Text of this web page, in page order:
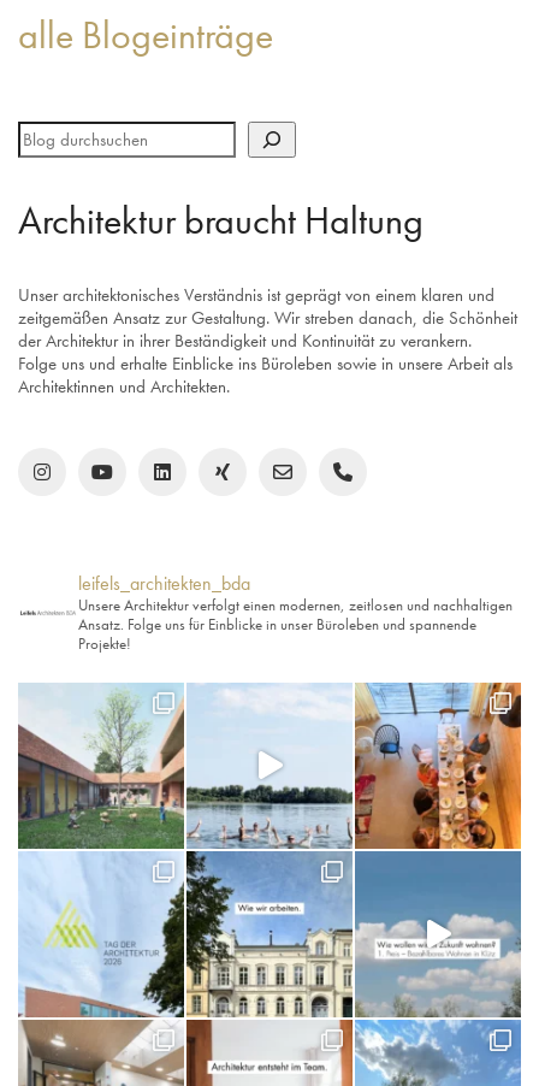
alle Blogeinträge
Architektur braucht Haltung
Unser architektonisches Verständnis ist geprägt von einem klaren und
zeitgemäßen Ansatz zur Gestaltung. Wir streben danach, die Schönheit
der Architektur in ihrer Beständigkeit und Kontinuität zu verankern.
Folge uns und erhalte Einblicke ins Büroleben sowie in unsere Arbeit als
Architektinnen und Architekten.
leifels_architekten_bda
Unsere Architektur verfolgt einen modernen, zeitlosen und nachhaltigen
Ansatz. Folge uns für Einblicke in unser Büroleben und spannende
Projekte!